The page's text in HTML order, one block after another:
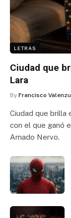
LETRAS
Ciudad que
Lara
By Francisco
Ciudad que brilla
con el que ganó
Amado Nervo.